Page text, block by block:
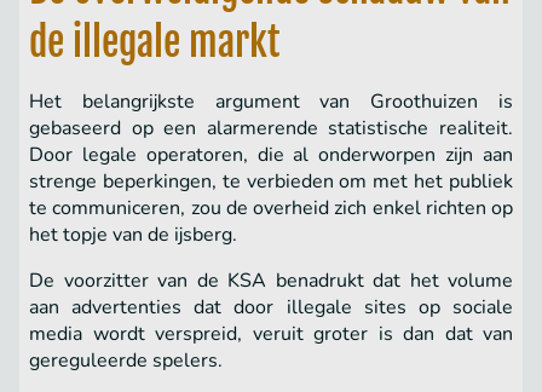
de illegale markt
Het belangrijkste argument van Groothuizen is
gebaseerd op een alarmerende statistische realiteit.
Door legale operatoren, die al onderworpen zijn aan
strenge beperkingen, te verbieden om met het publiek
te communiceren, zou de overheid zich enkel richten op
het topje van de ijsberg.
De voorzitter van de KSA benadrukt dat het volume
aan advertenties dat door illegale sites op sociale
media wordt verspreid, veruit groter is dan dat van
gereguleerde spelers.